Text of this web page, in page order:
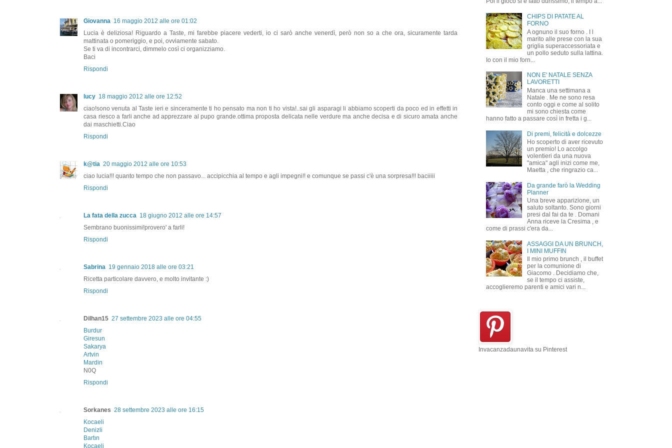
Giovanna 16 maggio 2012 alle ore 01:02
Lucia è deliziosa! Riguardo a Taste, mi farebbe piacere vederti, io ci sarò anche venerdì, però non so a che ora, sicuramente tarda
mattinata o pomeriggio, e poi, ovviamente sabato.
Se ti va di incontrarci, dimmelo così ci organizziamo.
Baci
Rispondi
lucy 18 maggio 2012 alle ore 12:52
ciao!sono venuta al Taste ieri e sinceramente ti ho pensato ma non ti ho vista!..sai gli asparagi li abbiamo scoperti da poco ed in effetti in
casa riesco a farli anche ad apprezzare al pupo grande.ottima proposta delicata nelle verdure ma anche decisa e di sicuro amata anche
dai maschietti.Ciao
Rispondi
k@tia 20 maggio 2012 alle ore 10:53
ciao lucia!!! quanto tempo che non passavo... accipicchia al tempo e agli impegni!! e comunque se passi c'è una sorpresa!!! baciiiii
Rispondi
La fata della zucca 18 giugno 2012 alle ore 14:57
Sembrano buonissimi!provero' a farli!
Rispondi
Sabrina 19 gennaio 2018 alle ore 03:21
Ricetta particolare davvero, e molto invitante :)
Rispondi
Dilhan15 27 settembre 2023 alle ore 04:55
Burdur
Giresun
Sakarya
Artvin
Mardin
N0Q
Rispondi
Sorkanes 28 settembre 2023 alle ore 16:15
Kocaeli
Denizli
Bartın
Kocaeli
CHIPS DI PATATE AL
FORNO
A ognuno il suo forno . I l
marito alle prese con la sua
griglia superaccessoriata e
un pollo seduto sulla lattina.
Io con il mio forn...
NON E' NATALE SENZA
LAVORETTI
Manca una settimana a
Natale . Me ne sono resa
conto oggi e come al solito
mi sono chiesta come
hanno fatto a passare così in fretta i g...
Di premi, felicità e dolcezze
Ho scoperto di aver ricevuto
un premio! Lo accolgo
volentieri da una nuova
"amica" agli inizi come me,
Maetta , che ringrazio ca...
Da grande farò la Wedding
Planner
Una breve apparizione, un
saluto soltanto. Sono giorni
presi dal fai da te . Domani
Anna riceve la Cresima , e
come di prassi c'era da...
ASSAGGI DA UN BRUNCH,
I MINI MUFFIN
Il mio primo brunch , il buffet
per la comunione di
Giacomo . Decidiamo che,
se il tempo ci assiste,
accoglieremo parenti e amici vari n...
Invacanzadaunavita su Pinterest